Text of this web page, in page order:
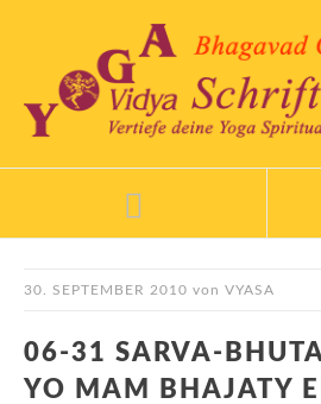
30. SEPTEMBER 2010 von VYASA
06-31 SARVA-
YO MAM BHAJATY